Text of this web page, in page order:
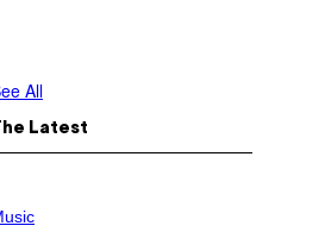
All
Latest